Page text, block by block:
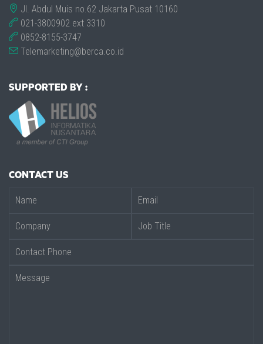
Jl. Abdul Muis no.62 Jakarta Pusat 10160
021-3800902 ext 3310
0852-8155-3747
Telemarketing@berca.co.id
SUPPORTED BY :
CONTACT US